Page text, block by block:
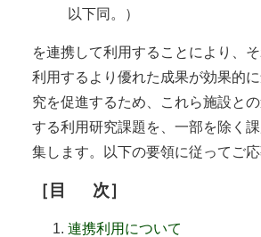
以下同。）
を連携して利用することにより、
利用するより優れた成果が効果的
究を促進するため、これら施設と
する利用研究課題を、一部を除く
集します。以下の要領に従ってご応
［ 目 次］
連携利用について